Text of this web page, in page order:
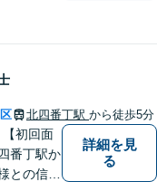
速多対
す。
お気軽に
北四番丁駅 から徒歩5分
【初回面
番丁駅か
との信頼
詳細を見
る